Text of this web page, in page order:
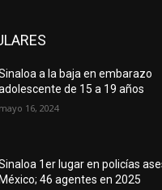
a la baja en embarazo
de 15 a 19 años
mayo 16, 2024
1er lugar en policías
México; 46 agentes en 2025